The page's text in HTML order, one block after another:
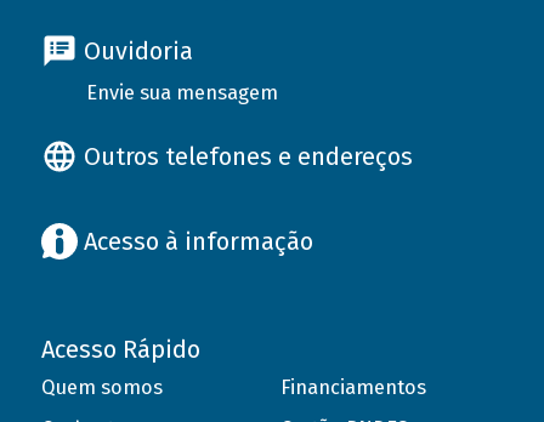
Ouvidoria
Envie sua mensagem
Outros telefones e endereços
Acesso à informação
Acesso Rápido
Quem somos
Financiamentos